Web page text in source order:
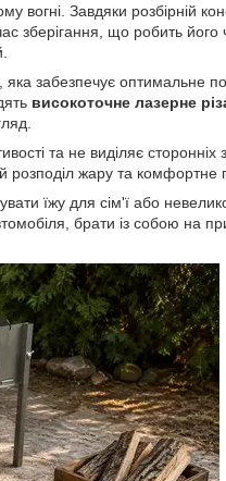
Завдяки розбірній
зберігання, що робить
, яка забезпечує оптимальне
високоточне лазерне
та не виділяє сторонніх
жару та комфортне
їжу для сім'ї або
брати із собою на